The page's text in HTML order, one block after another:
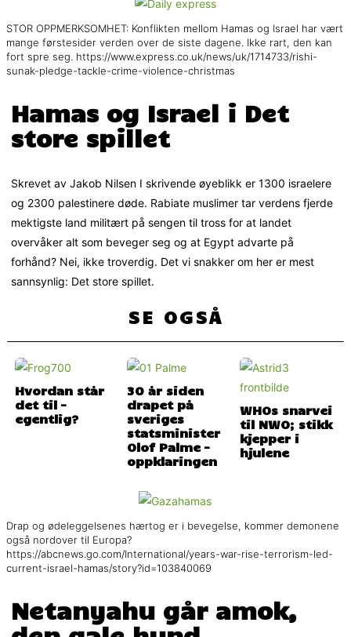
STOR OPPMERKSOMHET: Konflikten mellom Hamas og Israel har vært
mange førstesider verden over de siste dagene. Ikke rart, den kan
fort spre seg. https://www.express.co.uk/news/uk/1714733/rishi-
sunak-pledge-tackle-crime-violence-christmas
Hamas og Israel i Det
store spillet
Skrevet av Jakob Nilsen I skrivende øyeblikk er 1300 israelere
og 2300 palestinere døde. Rabiate muslimer tar verdens fjerde
mektigste land militært på sengen til tross for at landet
overvåker alt som beveger seg og at Egypt advarte på
forhånd? Nei, ikke troverdig. Det vi snakker om her er mest
sannsynlig: Det store spillet.
SE OGSÅ
Hvordan står
det til –
egentlig?
30 år siden
drapet på
sveriges
statsminister
Olof Palme –
oppklaringen
WHOs snarvei
til NWO; stikk
kjepper i
hjulene
Drap og ødeleggelsenes hærtog er i bevegelse, kommer demonene
også nordover til Europa?
https://abcnews.go.com/International/years-war-rise-terrorism-led-
current-israel-hamas/story?id=103840069
Netanyahu går amok,